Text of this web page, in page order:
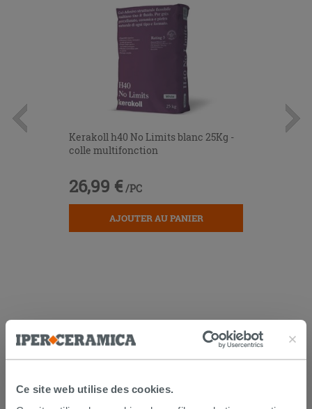
Ce site web utilise des cookies.
Kerakoll h40 No Limits blanc 25Kg -
colle multifonction
26,99 € /PC
AJOUTER AU PANIER